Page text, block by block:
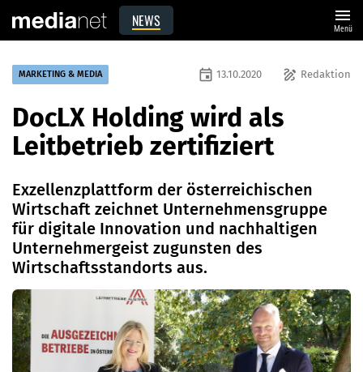
NEWS menu
Menü
MARKETING & MEDIA draw Redaktion
event 13.10.2020
DocLX Holding wird als
Leitbetrieb zertifiziert
Exzellenzplattform der österreichischen
Wirtschaft zeichnet Unternehmensgruppe
für digitale Innovation und nachhaltigen
Unternehmergeist zugunsten des
Wirtschaftsstandorts aus.